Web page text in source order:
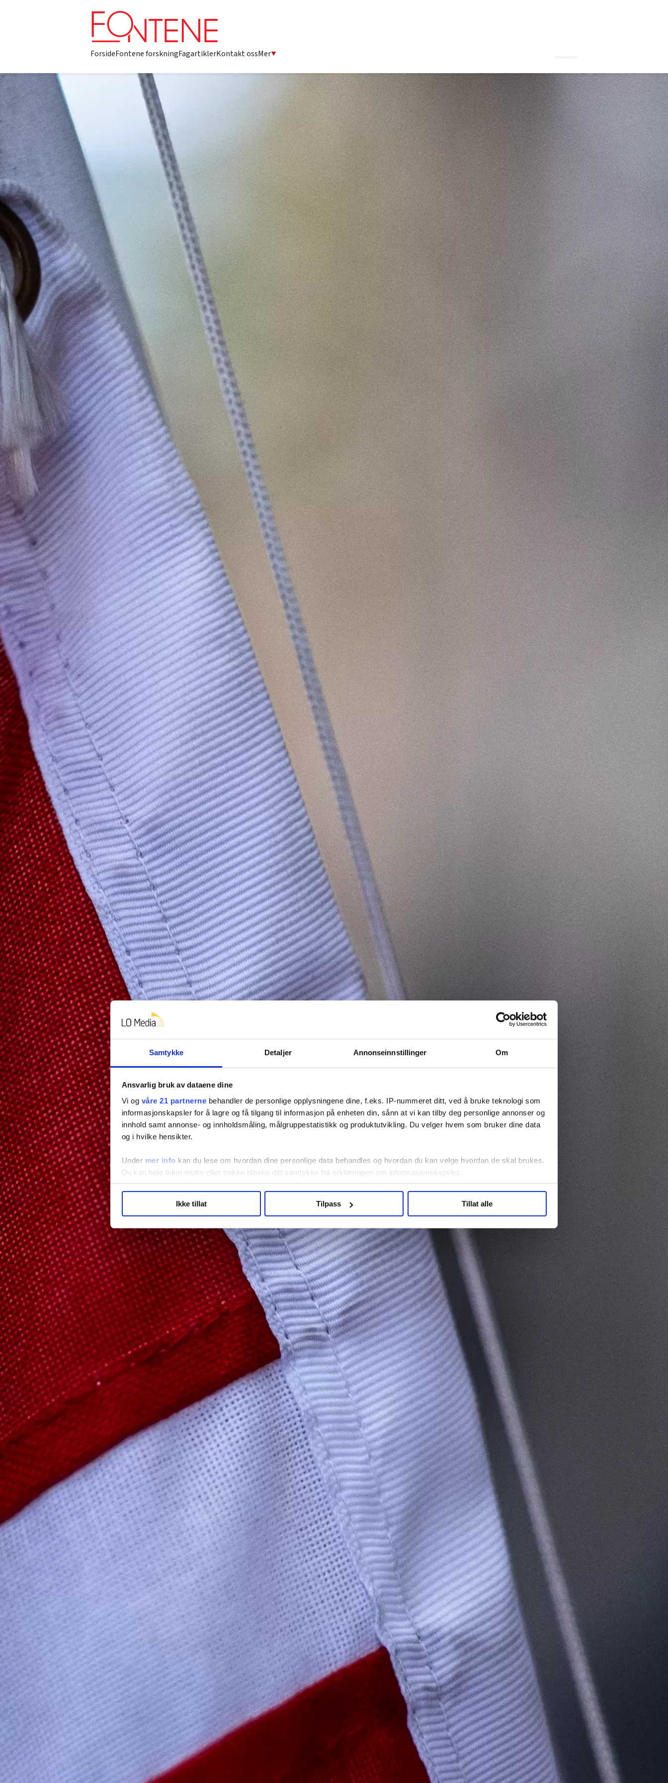
Samtykke Detaljer Annonseinnstillinger Om
Ansvarlig bruk av dataene dine
Vi og våre 21 partnerne behandler de personlige opplysningene dine, f.eks. IP-nummeret ditt, ved å bruke teknologi som
informasjonskapsler for å lagre og få tilgang til informasjon på enheten din, sånn at vi kan tilby deg personlige annonser og
innhold samt annonse- og innholdsmåling, målgruppestatistikk og produktutvikling. Du velger hvem som bruker dine data
og i hvilke hensikter.
Under mer info kan du lese om hvordan dine personlige data behandles og hvordan du kan velge hvordan de skal brukes.
Du kan hele tiden endre eller trekke tilbake ditt samtykke fra erklæringen om informasjonskapsler.
hvordan våre nettsider blir brukt slik at vi tilby relevant innhold, tilpassede annonser og utarbeide statistikk.
annonsering. Disse er angitt i oversikten lengre ned på denne siden.
Ikke tillat Tilpass Tillat alle
ForsideFontene forskningFagartiklerKontakt ossMer